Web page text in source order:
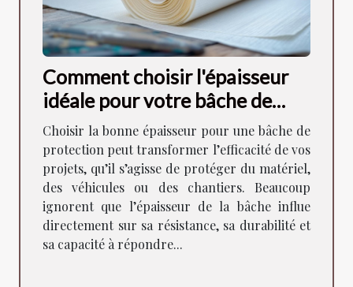
Comment choisir l'épaisseur
idéale pour votre bâche de
protection ?
Choisir la bonne épaisseur pour une bâche de
protection peut transformer l’efficacité de vos
projets, qu’il s’agisse de protéger du matériel,
des véhicules ou des chantiers. Beaucoup
ignorent que l’épaisseur de la bâche influe
directement sur sa résistance, sa durabilité et
sa capacité à répondre...